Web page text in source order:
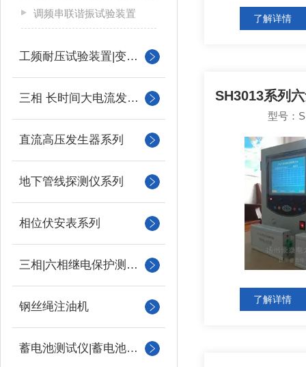
调频串联谐振试验装置
工频耐压试验装置|变压器
三相 长时间大电流发生器
直流高压发生器系列
地下管线探测仪系列
相位伏安表系列
三相|六相继电保护测试仪
钢丝绳注油机
蓄电池测试仪|蓄电池充放电测试仪
了解详情
型号：
了解详情